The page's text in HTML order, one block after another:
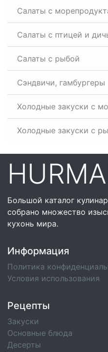
Салаты с
Салаты с птицей и
Салаты с рыбой
Сэндвичи, гамбургеры
Холодные закуски с
Холодные закуски с
Большой каталог
собрано множество
кухонь мира.
Информация
Политика
Условия использования
Рецепты
Закуски
Основные блюда
Десерты